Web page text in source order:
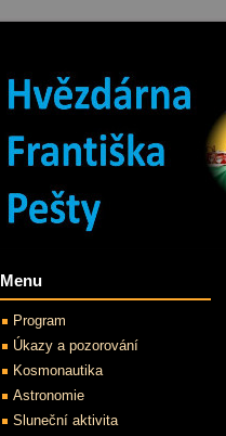
Menu
Program
Úkazy a pozorování
Kosmonautika
Astronomie
Sluneční aktivita